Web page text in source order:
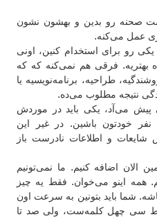
صحنه رو بدین و بهشون نشون
عمل می‌کنه.
رو برای استخدام کنین، اونی
بهتریه. فرقی هم نمی‌کنه که که
طراحیه، برنامه‌نویسیه یا
نتیجه مطلوب می‌ده.
پیش می‌آد، یکی باید در موردش
نفر خودتون باشین. در غیر این
و اطلاعات نادرست باز
الان اضافه کنیم. ما نمی‌تونیم
همه اینو می‌خوان. فقط یه چیز
شما باید بتونین به سرعت اون
سی چهل کلمه‌ست، ولی صد تا